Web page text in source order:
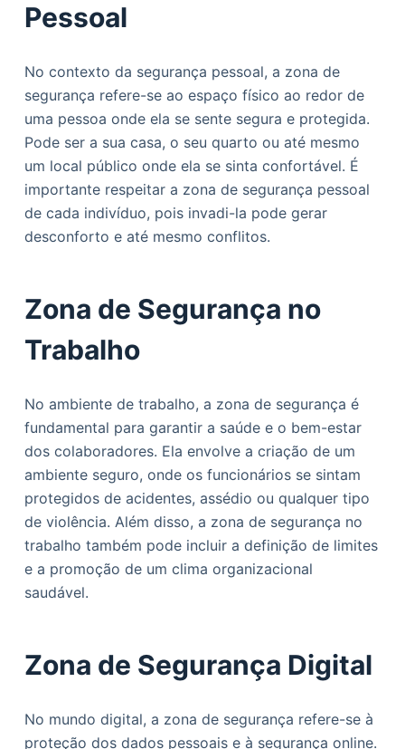
Pessoal
No contexto da segurança pessoal, a zona de
segurança refere-se ao espaço físico ao redor de
uma pessoa onde ela se sente segura e protegida.
Pode ser a sua casa, o seu quarto ou até mesmo
um local público onde ela se sinta confortável. É
importante respeitar a zona de segurança pessoal
de cada indivíduo, pois invadi-la pode gerar
desconforto e até mesmo conflitos.
Zona de Segurança no
Trabalho
No ambiente de trabalho, a zona de segurança é
fundamental para garantir a saúde e o bem-estar
dos colaboradores. Ela envolve a criação de um
ambiente seguro, onde os funcionários se sintam
protegidos de acidentes, assédio ou qualquer tipo
de violência. Além disso, a zona de segurança no
trabalho também pode incluir a definição de limites
e a promoção de um clima organizacional
saudável.
Zona de Segurança Digital
No mundo digital, a zona de segurança refere-se à
proteção dos dados pessoais e à segurança online.